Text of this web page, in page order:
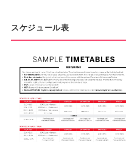
スケジュール表